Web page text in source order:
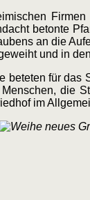
betonte
an die
und in
beteten für
die
im